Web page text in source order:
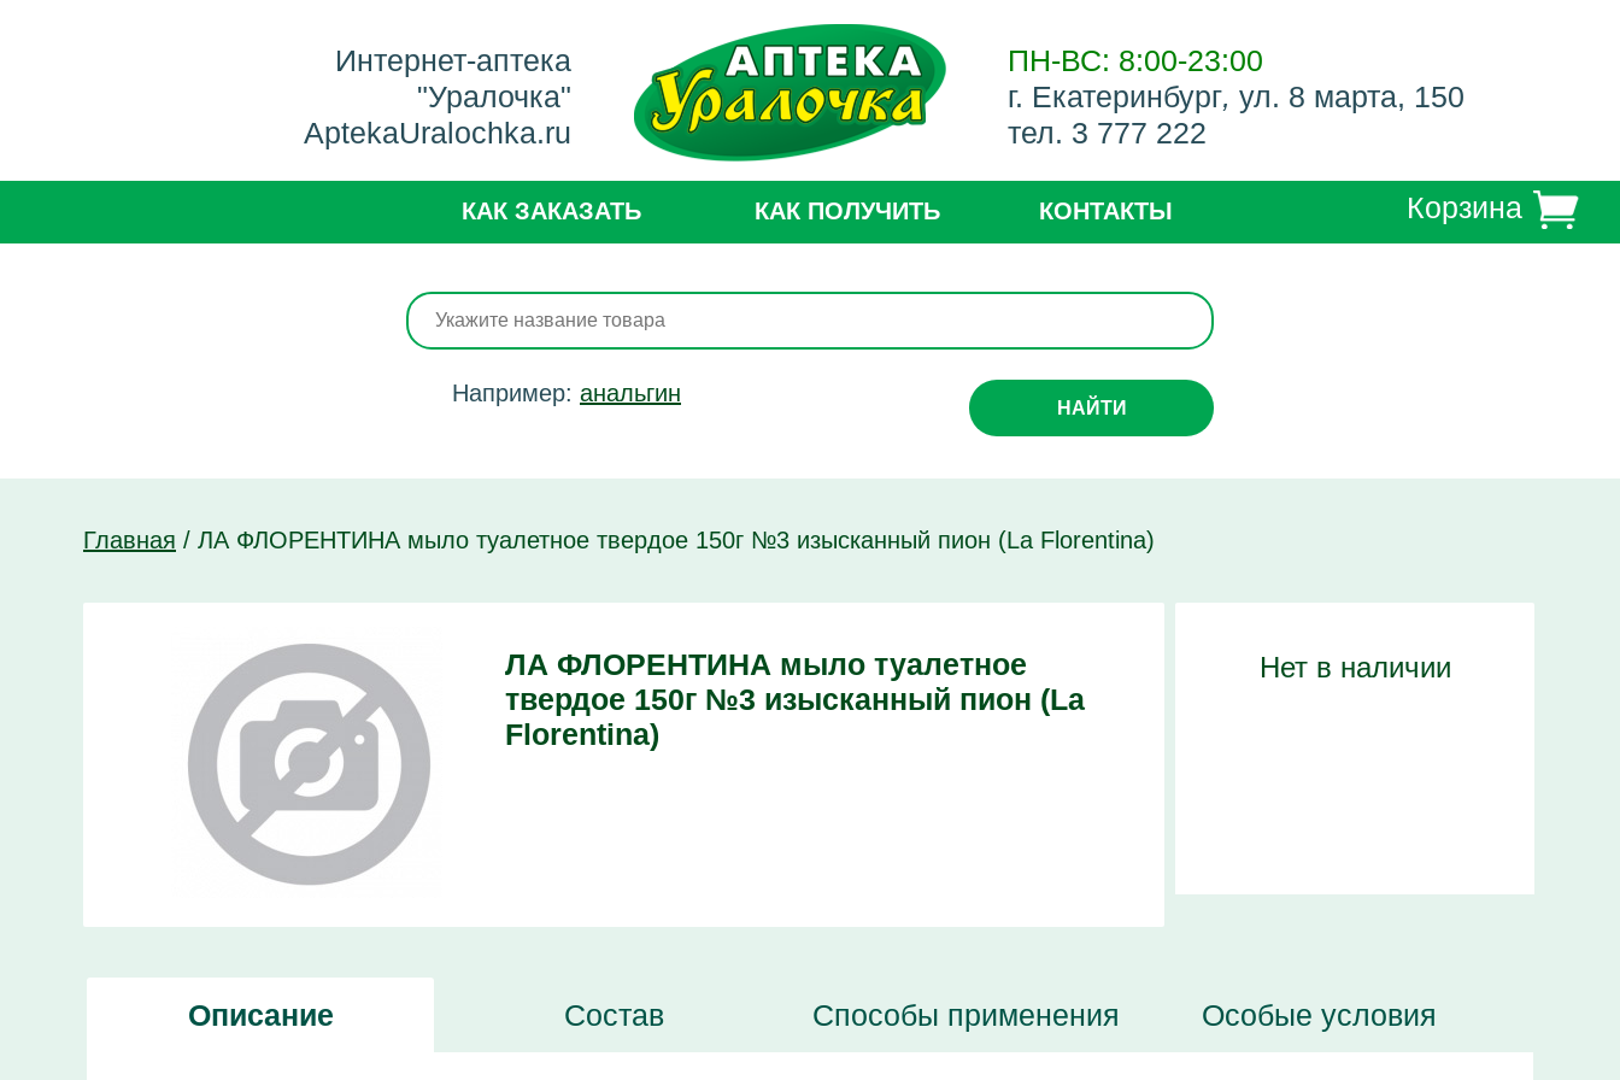
Интернет-аптека
"Уралочка"
AptekaUralochka.ru
ПН-ВС: 8:00-23:00
г. Екатеринбург, ул. 8 марта, 150
тел. 3 777 222
КАК ЗАКАЗАТЬ КАК ПОЛУЧИТЬ КОНТАКТЫ Корзина
Например: анальгин
НАЙТИ
Главная / ЛА ФЛОРЕНТИНА мыло туалетное твердое 150г №3 изысканный пион (La Florentina)
ЛА ФЛОРЕНТИНА мыло туалетное
твердое 150г №3 изысканный пион (La
Florentina)
Нет в наличии
Описание Состав Способы применения Особые условия